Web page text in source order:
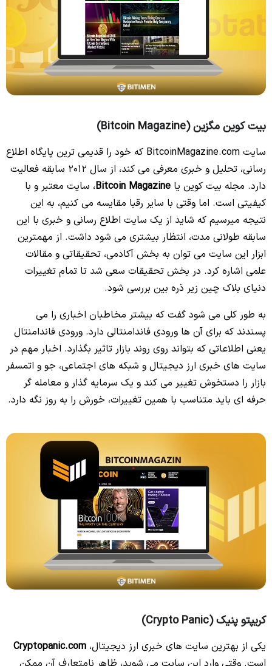
بیت کوین مگزین (Bitcoin Magazine)
سایت BitcoinMagazine.com که خود را قدیمی ترین پایگاه اطلاع
رسانی، تحلیل و خبری معرفی می کند، از سال 2012 سابقه فعالیت
دارد. مجله بیت کوین یا Bitcoin Magazine، سایت معتبر و با
کیفیتی است. اما وقتی با سایر رقبا مقایسه می کنیم، به این
نتیجه میرسیم که شاید از یک سایت اطلاع رسانی و خبری با این
سابقه طولانی مدت، انتظار بیشتری می شود داشت. از مهمترین
ابزار این سایت می توان به بخش آکادمی، تحقیقاتی و مقالات
علمی اشاره کرد. در بخش تحقیقات سعی شد تا تمام تغییرات
دنیای بلاک چین زیر ذره بین بررسی شود.
به طور کلی می شود گفت که بیشتر مخاطبان اخباری را می
پسندند که برای آن ها ورودی فاندامنتالی دارد. ورودی فاندامنتال
یعنی اطلاعاتی که بتواند روی روند بازار تاثیر بگذارد. اخبار مهم در
سایت های خبری ارز دیجیتال و شبکه های اجتماعی، جو و اتمسفر
بازار را دستخوش تغییر می کند و یک سرمایه گذار و معامله گر
حرفه ای باید متناسب با همین تغییرات، خورش را به روز نگه دارد.
کریپتو پنیک (Crypto Panic)
یکی از بهترین سایت های خبری ارز دیجیتال، Cryptopanic.com